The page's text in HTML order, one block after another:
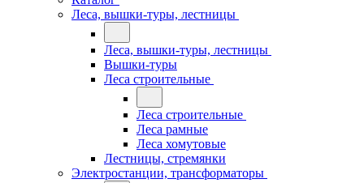
Леса, вышки-туры, лестницы
Леса, вышки-туры, лестницы
Вышки-туры
Леса строительные
Леса строительные
Леса рамные
Леса хомутовые
Лестницы, стремянки
Электростанции, трансформаторы